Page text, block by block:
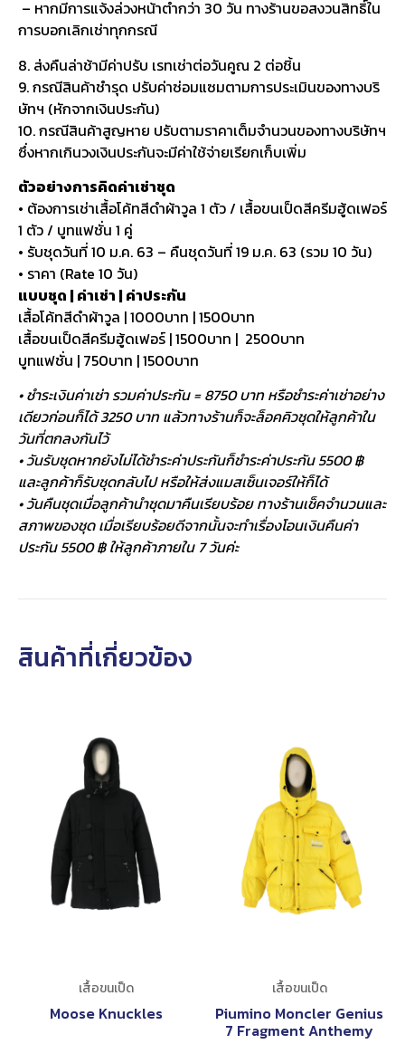
– หากมีการแจ้งล่วงหน้าต่ำกว่า 30 วัน ทางร้านขอสงวนสิทธิ์ใน
การบอกเลิกเช่าทุกกรณี
8. ส่งคืนล่าช้ามีค่าปรับ เรทเช่าต่อวันคูณ 2 ต่อชิ้น
9. กรณีสินค้าชำรุด ปรับค่าซ่อมแซมตามการประเมินของทางบริ
ษัทฯ (หักจากเงินประกัน)
10. กรณีสินค้าสูญหาย ปรับตามราคาเต็มจำนวนของทางบริษัทฯ
ซึ่งหากเกินวงเงินประกันจะมีค่าใช้จ่ายเรียกเก็บเพิ่ม
ตัวอย่างการคิดค่าเช่าชุด
• ต้องการเช่าเสื้อโค้ทสีดำผ้าวูล 1 ตัว / เสื้อขนเป็ดสีครีมฮู้ดเฟอร์
1 ตัว / บูทแฟชั่น 1 คู่
• รับชุดวันที่ 10 ม.ค. 63 – คืนชุดวันที่ 19 ม.ค. 63 (รวม 10 วัน)
• ราคา (Rate 10 วัน)
แบบชุด | ค่าเช่า | ค่าประกัน
เสื้อโค้ทสีดำผ้าวูล | 1000บาท | 1500บาท
เสื้อขนเป็ดสีครีมฮู้ดเฟอร์ | 1500บาท | 2500บาท
บูทแฟชั่น | 750บาท | 1500บาท
• ชำระเงินค่าเช่า รวมค่าประกัน = 8750 บาท หรือชำระค่าเช่าอย่าง
เดียวก่อนก็ได้ 3250 บาท แล้วทางร้านก็จะล็อคคิวชุดให้ลูกค้าใน
วันที่ตกลงกันไว้
• วันรับชุดหากยังไม่ได้ชำระค่าประกันก็ชำระค่าประกัน 5500 ฿
และลูกค้าก็รับชุดกลับไป หรือให้ส่งแมสเซ็นเจอร์ให้ก็ได้
• วันคืนชุดเมื่อลูกค้านำชุดมาคืนเรียบร้อย ทางร้านเช็คจำนวนและ
สภาพของชุด เมื่อเรียบร้อยดีจากนั้นจะทำเรื่องโอนเงินคืนค่า
ประกัน 5500 ฿ ให้ลูกค้าภายใน 7 วันค่ะ
สินค้าที่เกี่ยวข้อง
เสื้อขนเป็ด
Moose Knuckles
เสื้อขนเป็ด
Piumino Moncler Genius
7 Fragment Anthemy